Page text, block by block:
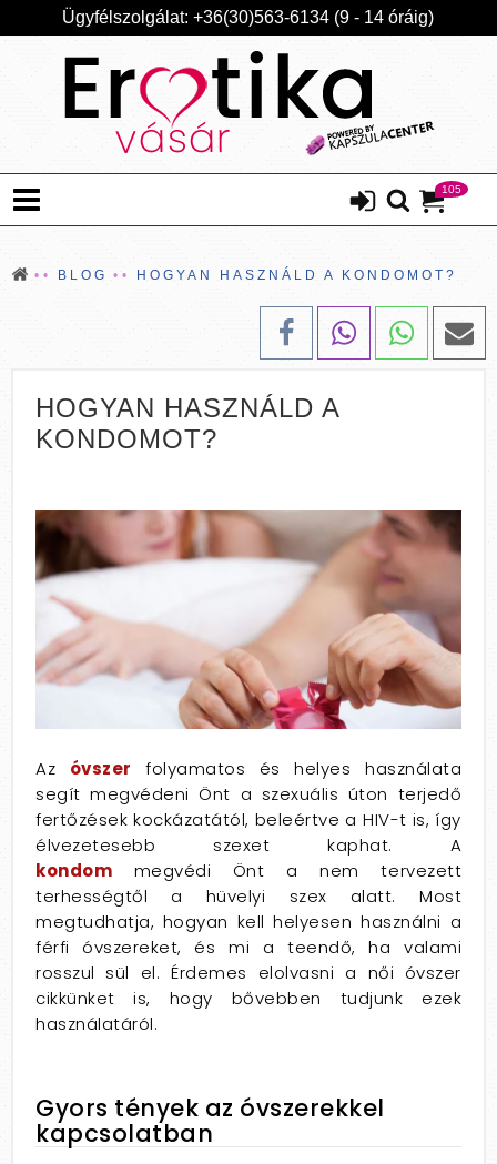
Ügyfélszolgálat: +36(30)563-6134 (9 - 14 óráig)
105
BLOG HOGYAN HASZNÁLD A KONDOMOT?
HOGYAN HASZNÁLD A
KONDOMOT?
Az óvszer folyamatos és helyes használata
segít megvédeni Önt a szexuális úton terjedő
fertőzések kockázatától, beleértve a HIV-t is, így
élvezetesebb szexet kaphat. A
kondom megvédi Önt a nem tervezett
terhességtől a hüvelyi szex alatt. Most
megtudhatja, hogyan kell helyesen használni a
férfi óvszereket, és mi a teendő, ha valami
rosszul sül el. Érdemes elolvasni a női óvszer
cikkünket is, hogy bővebben tudjunk ezek
használatáról.
Gyors tények az óvszerekkel
kapcsolatban